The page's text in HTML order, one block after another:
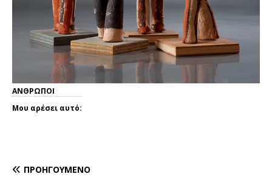
ΑΝΘΡΩΠΟΙ
Μου αρέσει αυτό:
ΠΡΟΗΓΟΎΜΕΝΟ